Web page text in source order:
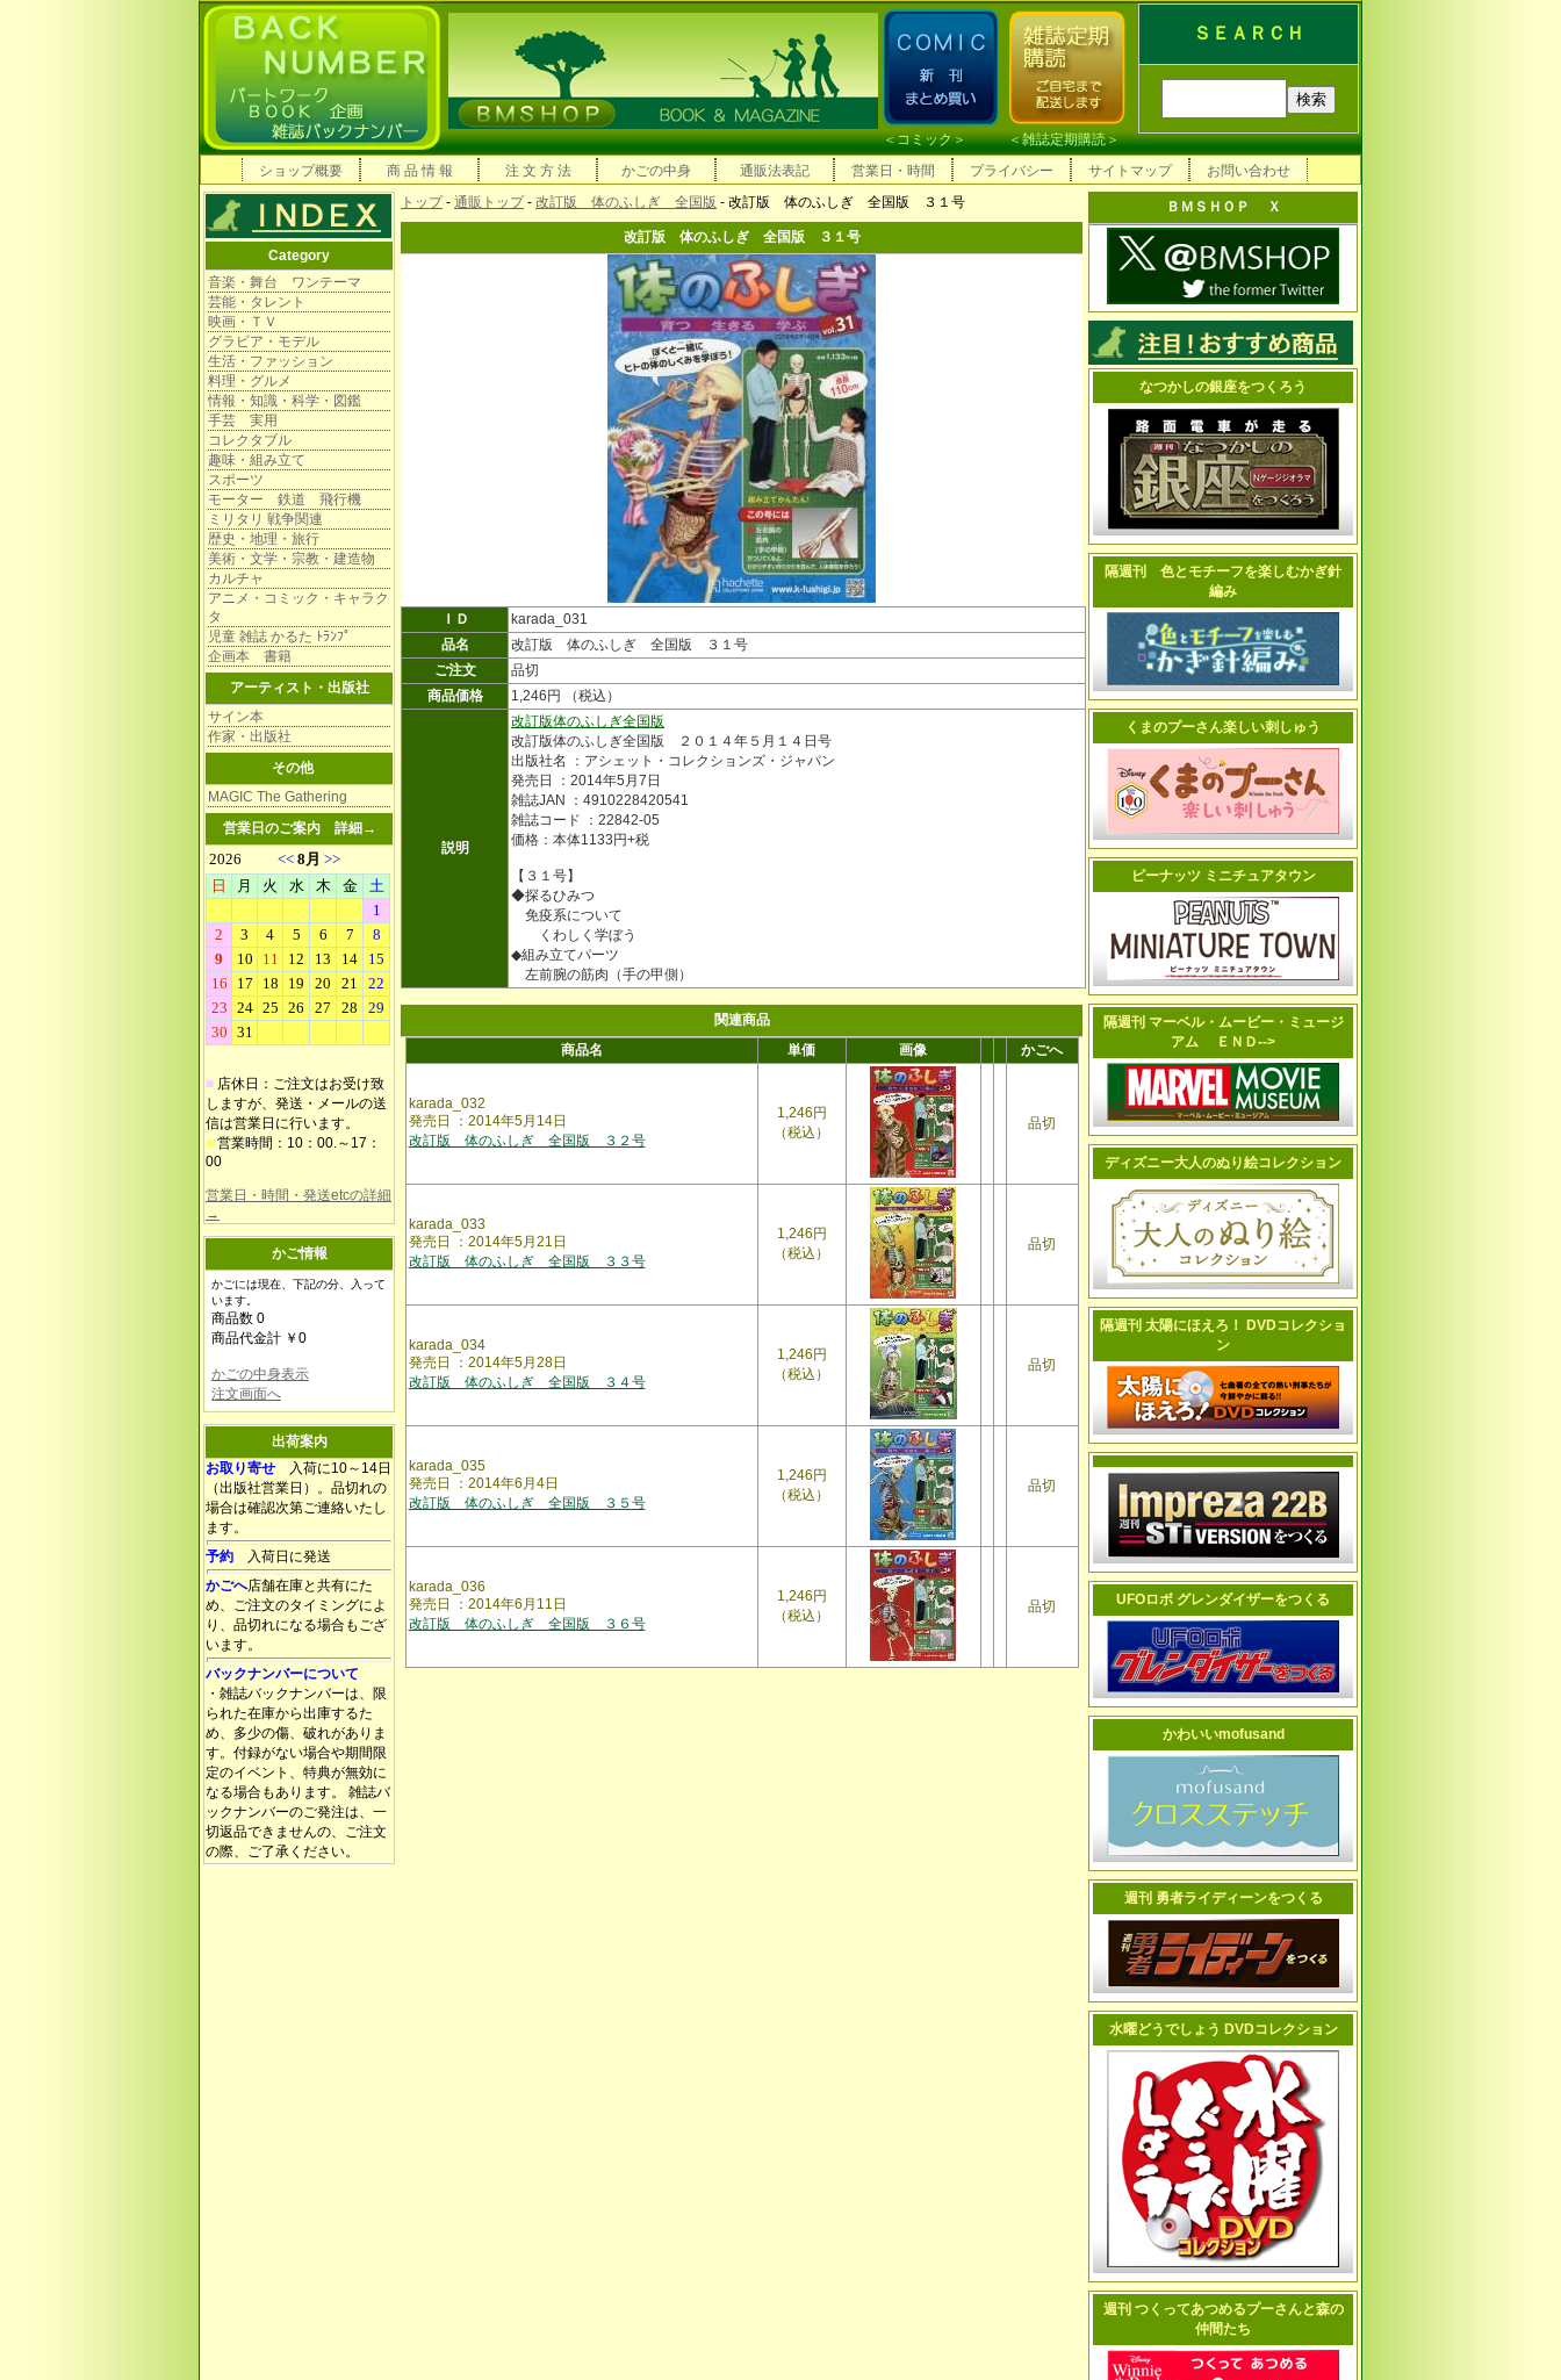
ＳＥＡＲＣＨ
＜コミック＞ ＜雑誌定期購読＞
ショップ概要
商 品 情 報 注 文 方 法 かごの中身 通販法表記 営業日・時間 プライバシー サイトマップ お問い合わせ
Category
音楽・舞台 ワンテーマ
芸能・タレント
映画・ＴＶ
グラビア・モデル
生活・ファッション
料理・グルメ
情報・知識・科学・図鑑
手芸 実用
コレクタブル
趣味・組み立て
スポーツ
モーター 鉄道 飛行機
ミリタリ 戦争関連
歴史・地理・旅行
美術・文学・宗教・建造物
カルチャ
アニメ・コミック・キャラク
タ
児童 雑誌 かるた ﾄﾗﾝﾌﾟ
企画本 書籍
アーティスト・出版社
サイン本
作家・出版社
その他
MAGIC The Gathering
営業日のご案内 詳細→
■ 店休日：ご注文はお受け致
しますが、発送・メールの送
信は営業日に行います。
■ 営業時間：10：00.～17：
00
営業日・時間・発送etcの詳細
→
かご情報
かごには現在、下記の分、入って
います。
商品数 0
商品代金計 ￥0
かごの中身表示
注文画面へ
出荷案内
お取り寄せ 入荷に10～14日
（出版社営業日）。品切れの
場合は確認次第ご連絡いたし
ます。
予約 入荷日に発送
かごへ店舗在庫と共有にた
め、ご注文のタイミングによ
り、品切れになる場合もござ
います。
バックナンバーについて
・雑誌バックナンバーは、限
られた在庫から出庫するた
め、多少の傷、破れがありま
す。付録がない場合や期間限
定のイベント、特典が無効に
なる場合もあります。 雑誌バ
ックナンバーのご発注は、一
切返品できませんの、ご注文
の際、ご了承ください。
トップ- 通販トップ- 改訂版 体のふしぎ 全国版 - 改訂版 体のふしぎ 全国版 ３１号
改訂版 体のふしぎ 全国版 ３１号
ＩＤ
karada_031
品名
改訂版 体のふしぎ 全国版 ３１号
ご注文
品切
商品価格
1,246円 （税込）
説明
改訂版体のふしぎ全国版
改訂版体のふしぎ全国版 ２０１４年５月１４日号
出版社名 ：アシェット・コレクションズ・ジャパン
発売日 ：2014年5月7日
雑誌JAN ：4910228420541
雑誌コード ：22842-05
価格：本体1133円+税
【３１号】
◆探るひみつ
免疫系について
くわしく学ぼう
◆組み立てパーツ
左前腕の筋肉（手の甲側）
関連商品
商品名
単価 画像 かごへ
karada_032
発売日 ：2014年5月14日
改訂版 体のふしぎ 全国版 ３２号
1,246円
（税込）
品切
karada_033
発売日 ：2014年5月21日
改訂版 体のふしぎ 全国版 ３３号
1,246円
（税込）
品切
karada_034
発売日 ：2014年5月28日
改訂版 体のふしぎ 全国版 ３４号
1,246円
（税込）
品切
karada_035
発売日 ：2014年6月4日
改訂版 体のふしぎ 全国版 ３５号
1,246円
（税込）
品切
karada_036
発売日 ：2014年6月11日
改訂版 体のふしぎ 全国版 ３６号
1,246円
（税込）
品切
ＢＭＳＨＯＰ Ｘ
なつかしの銀座をつくろう
隔週刊 色とモチーフを楽しむかぎ針
編み
くまのプーさん楽しい刺しゅう
ピーナッツ ミニチュアタウン
隔週刊 マーベル・ムービー・ミュージ
アム ＥＮＤ-->
ディズニー大人のぬり絵コレクション
隔週刊 太陽にほえろ！ DVDコレクショ
ン
UFOロボ グレンダイザーをつくる
かわいいmofusand
週刊 勇者ライディーンをつくる
水曜どうでしょう DVDコレクション
週刊 つくってあつめるプーさんと森の
仲間たち